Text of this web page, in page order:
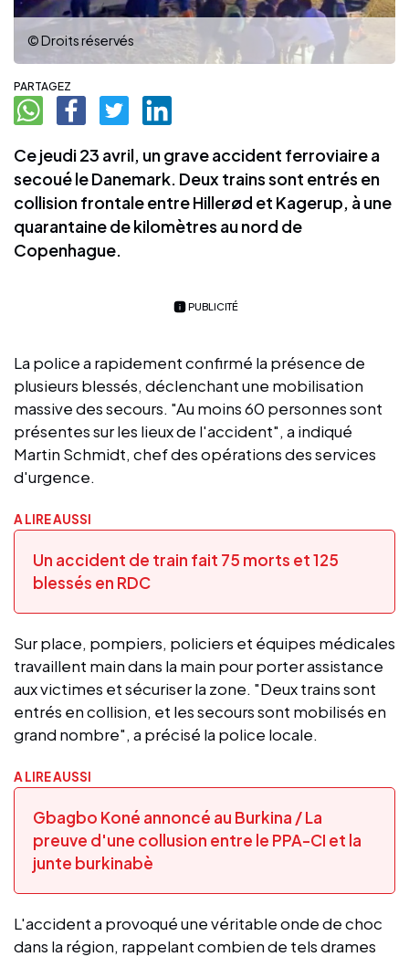
© Droits réservés
PARTAGEZ
Ce jeudi 23 avril, un grave accident ferroviaire a
secoué le Danemark. Deux trains sont entrés en
collision frontale entre Hillerød et Kagerup, à une
quarantaine de kilomètres au nord de
Copenhague.
PUBLICITÉ
La police a rapidement confirmé la présence de
plusieurs blessés, déclenchant une mobilisation
massive des secours. "Au moins 60 personnes sont
présentes sur les lieux de l'accident", a indiqué
Martin Schmidt, chef des opérations des services
d'urgence.
A LIRE AUSSI
Un accident de train fait 75 morts et 125
blessés en RDC
Sur place, pompiers, policiers et équipes médicales
travaillent main dans la main pour porter assistance
aux victimes et sécuriser la zone. "Deux trains sont
entrés en collision, et les secours sont mobilisés en
grand nombre", a précisé la police locale.
A LIRE AUSSI
Gbagbo Koné annoncé au Burkina / La
preuve d'une collusion entre le PPA-CI et la
junte burkinabè
L'accident a provoqué une véritable onde de choc
dans la région, rappelant combien de tels drames